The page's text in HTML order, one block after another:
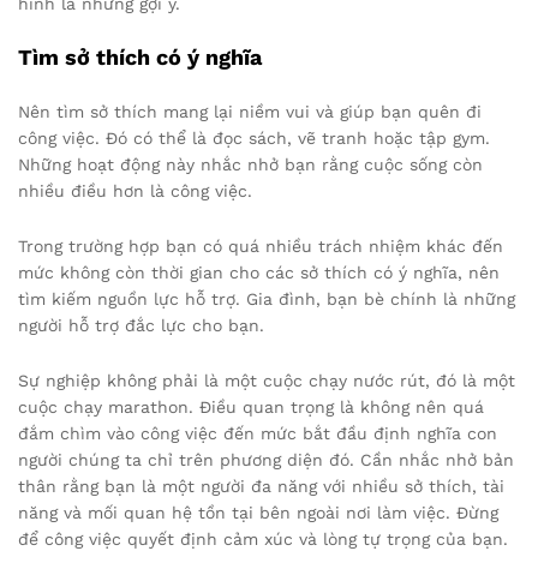
Tìm sở thích có ý nghĩa
Nên tìm sở thích mang lại niềm vui và giúp bạn quên đi
công việc. Đó có thể là đọc sách, vẽ tranh hoặc tập gym.
Những hoạt động này nhắc nhở bạn rằng cuộc sống còn
nhiều điều hơn là công việc.
Trong trường hợp bạn có quá nhiều trách nhiệm khác đến
mức không còn thời gian cho các sở thích có ý nghĩa, nên
tìm kiếm nguồn lực hỗ trợ. Gia đình, bạn bè chính là những
người hỗ trợ đắc lực cho bạn.
Sự nghiệp không phải là một cuộc chạy nước rút, đó là một
cuộc chạy marathon. Điều quan trọng là không nên quá
đắm chìm vào công việc đến mức bắt đầu định nghĩa con
người chúng ta chỉ trên phương diện đó. Cần nhắc nhở bản
thân rằng bạn là một người đa năng với nhiều sở thích, tài
năng và mối quan hệ tồn tại bên ngoài nơi làm việc. Đừng
để công việc quyết định cảm xúc và lòng tự trọng của bạn.